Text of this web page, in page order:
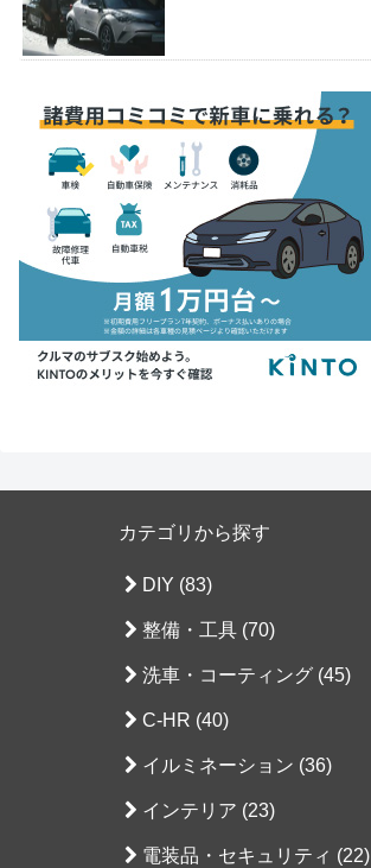
カテゴリから探す
DIY (83)
整備・工具 (70)
洗車・コーティング (45)
C-HR (40)
イルミネーション (36)
インテリア (23)
電装品・セキュリティ (22)